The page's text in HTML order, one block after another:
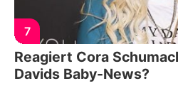
7
Reagiert Cora
Davids Baby-News?